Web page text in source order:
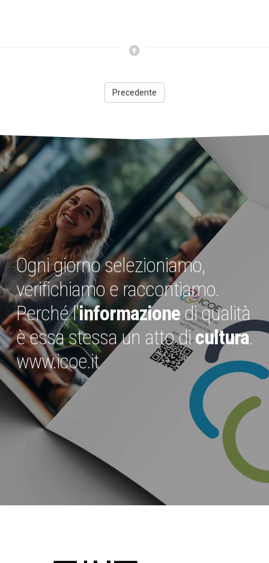
Precedente
Ogni giorno selezioniamo,
verifichiamo e raccontiamo.
Perché l'informazionedi qualità
è essa stessa un atto dicultura.
www.icoe.it